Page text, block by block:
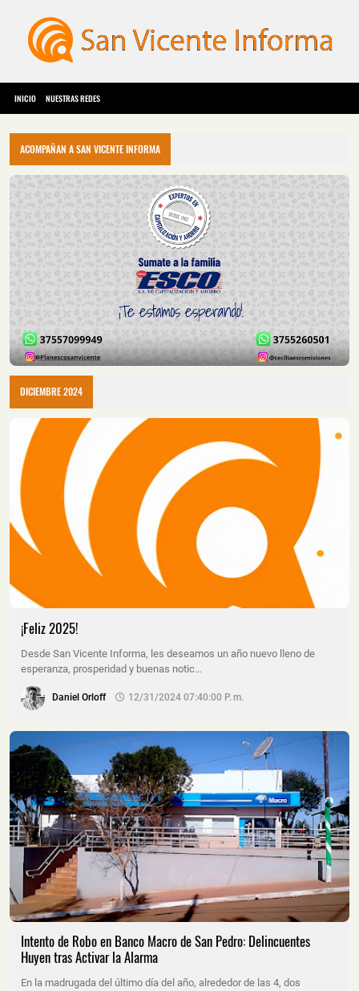
INICIO NUESTRAS REDES
ACOMPAÑAN A SAN VICENTE INFORMA
DICIEMBRE 2024
¡Feliz 2025!
Desde San Vicente Informa, les deseamos un año nuevo lleno de
esperanza, prosperidad y buenas notic…
Daniel Orloff 12/31/2024 07:40:00 P. M.
Intento de Robo en Banco Macro de San Pedro: Delincuentes
Huyen tras Activar la Alarma
En la madrugada del último día del año, alrededor de las 4, dos